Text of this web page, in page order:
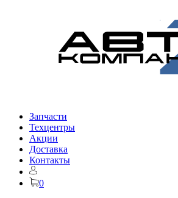
Запчасти
Техцентры
Акции
Доставка
Контакты
0